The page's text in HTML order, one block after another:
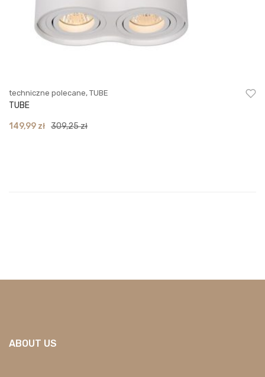
techniczne polecane, TUBE
TUBE
309,25zł
Original
149,99 złCurrent
ABOUT US